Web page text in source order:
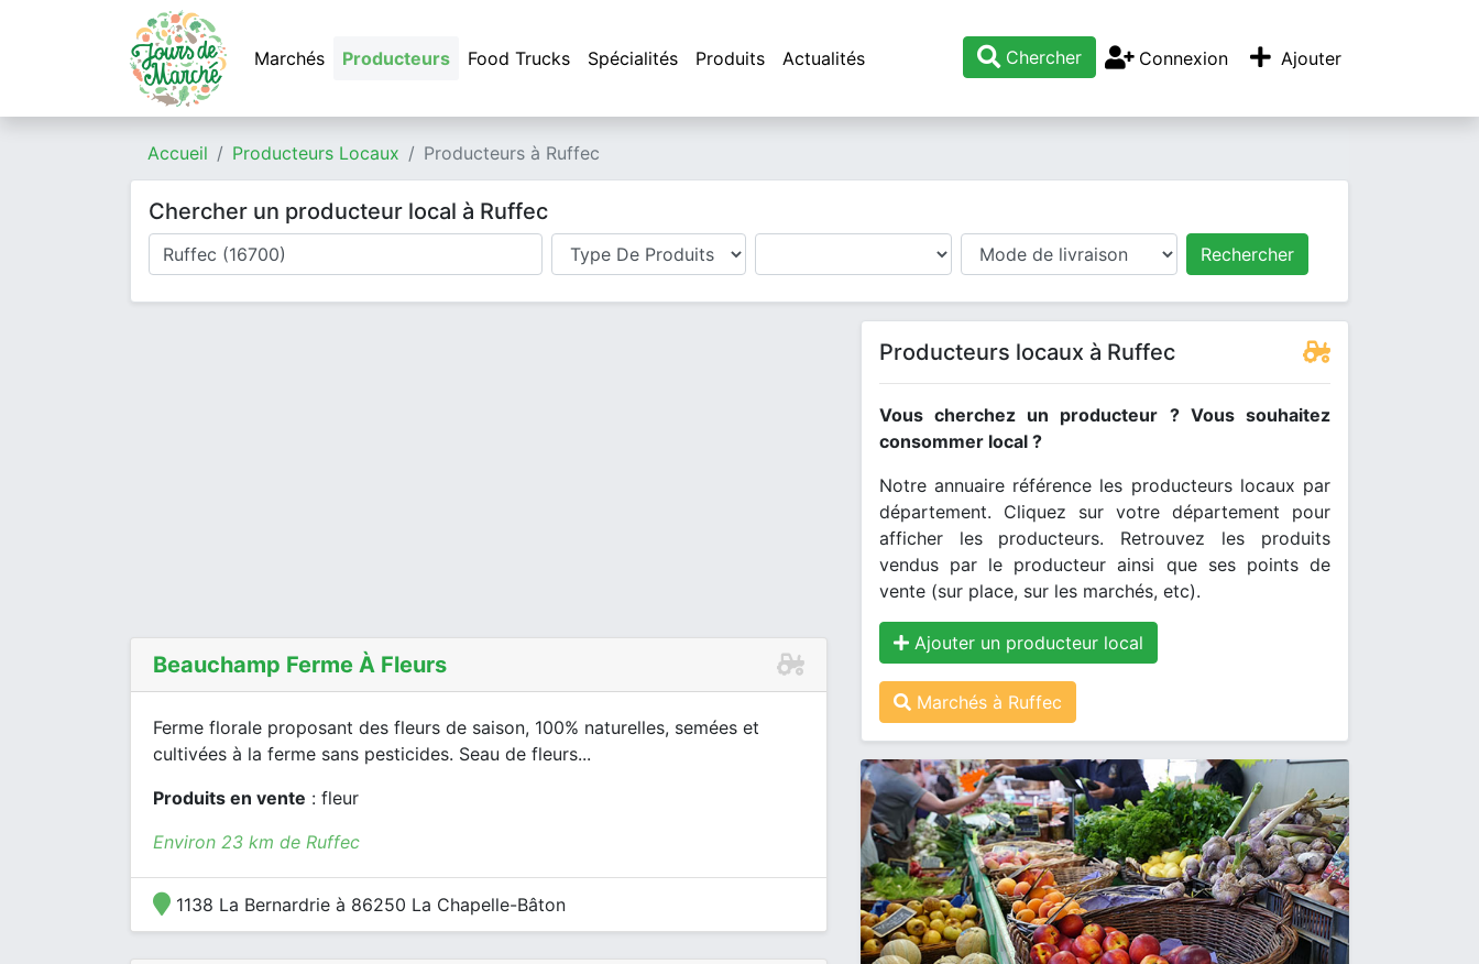
Marchés Producteurs Food Trucks Spécialités Produits Actualités Chercher Connexion Ajouter
Accueil Producteurs Locaux Producteurs à Ruffec
Chercher un producteur local à Ruffec
Où cherchez-vous un producteur ?
Type de produits
Produits
Mode de livraison Rechercher
Beauchamp Ferme À Fleurs
Ferme florale proposant des fleurs de saison, 100% naturelles, semées et
cultivées à la ferme sans pesticides. Seau de fleurs...
Produits en vente : fleur
Environ 23 km de Ruffec
1138 La Bernardrie à 86250 La Chapelle-Bâton
Producteurs locaux à Ruffec
Vous cherchez un producteur ? Vous souhaitez
consommer local ?
Notre annuaire référence les producteurs locaux par
département. Cliquez sur votre département pour
afficher les producteurs. Retrouvez les produits
vendus par le producteur ainsi que ses points de
vente (sur place, sur les marchés, etc).
Ajouter un producteur local
Marchés à Ruffec